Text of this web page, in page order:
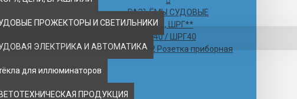
ПРОЖЕКТОРЫ И СВЕТИЛЬНИКИ
ЭЛЕКТРИКА И АВТОМАТИКА
для иллюминаторов
ПРОДУКЦИЯ
РАЗЪЁМЫ СУДОВЫЕ
ШР**, ШРГ**
ШР40 / ШРГ40
ШР40П16ЭГ2 Розетка приборная